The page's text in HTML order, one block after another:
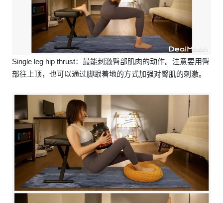
Single leg hip thrust：最能刺激臀部肌肉的动作。注意要用臀
部往上顶，也可以通过脚跟着地的方式加强对臀肌的刺激。